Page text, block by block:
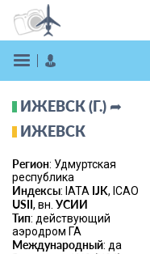
ИЖЕВСК (Г.) ➦
ИЖЕВСК
Регион: Удмуртская
республика
Индексы: IATA IJK, ICAO
USII, вн. УСИИ
Тип: действующий
аэродром ГА
Международный: да